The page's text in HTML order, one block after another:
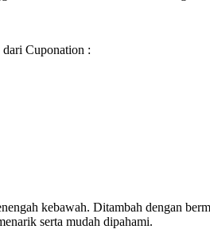
Cuponation :
kebawah. Ditambah dengan
serta mudah dipahami.